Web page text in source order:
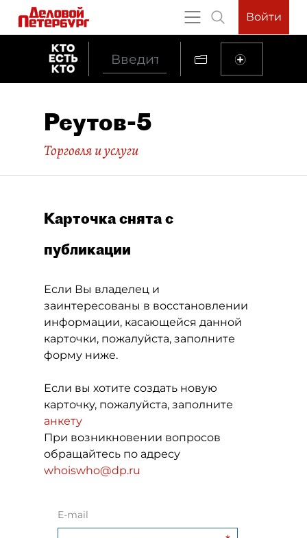
Войти
Реутов-5
Торговля и услуги
Карточка снята с
публикации
Если Вы владелец и
заинтересованы в восстановлении
информации, касающейся данной
карточки, пожалуйста, заполните
форму ниже.
Если вы хотите создать новую
карточку, пожалуйста, заполните
анкету
При возникновении вопросов
обращайтесь по адресу
whoiswho@dp.ru
E-mail